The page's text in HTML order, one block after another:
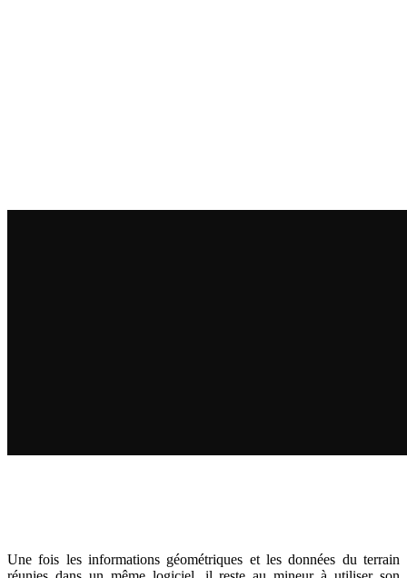
Une fois les informations géométriques et les données du terrain